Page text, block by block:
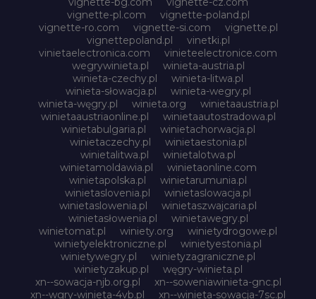
vignette-pl.com
vignette-poland.pl
vignette-ro.com
vignette-si.com
vignette.pl
vignettepoland.pl
vinetki.pl
vinietaelectronica.com
vinieteelectronice.com
wegrywinieta.pl
winieta-austria.pl
winieta-czechy.pl
winieta-litwa.pl
winieta-słowacja.pl
winieta-wegry.pl
winieta-węgry.pl
winieta.org
winietaaustria.pl
winietaaustriaonline.pl
winietaautostradowa.pl
winietabulgaria.pl
winietachorwacja.pl
winietaczechy.pl
winietaestonia.pl
winietalitwa.pl
winietalotwa.pl
winietamoldawia.pl
winietaonline.com
winietapolska.pl
winietarumunia.pl
winietaslovenia.pl
winietaslowacja.pl
winietaslowenia.pl
winietaszwajcaria.pl
winietasłowenia.pl
winietawegry.pl
winietomat.pl
winiety.org
winietydrogowe.pl
winietyelektroniczne.pl
winietyestonia.pl
winietywegry.pl
winietyzagraniczne.pl
winietyzakup.pl
węgry-winieta.pl
xn--sowacja-njb.org.pl
xn--soweniawinieta-gnc.pl
xn--wgry-winieta-4vb.pl
xn--winieta-sowacja-7sc.pl